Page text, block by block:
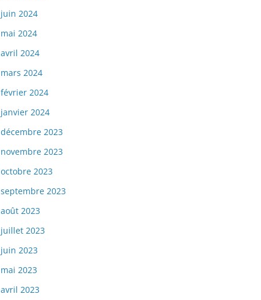
juin 2024
mai 2024
avril 2024
mars 2024
février 2024
janvier 2024
décembre 2023
novembre 2023
octobre 2023
septembre 2023
août 2023
juillet 2023
juin 2023
mai 2023
avril 2023